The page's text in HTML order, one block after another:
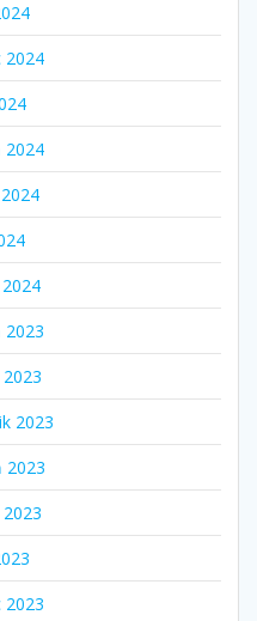
2024
2024
2023
2023
2023
2023